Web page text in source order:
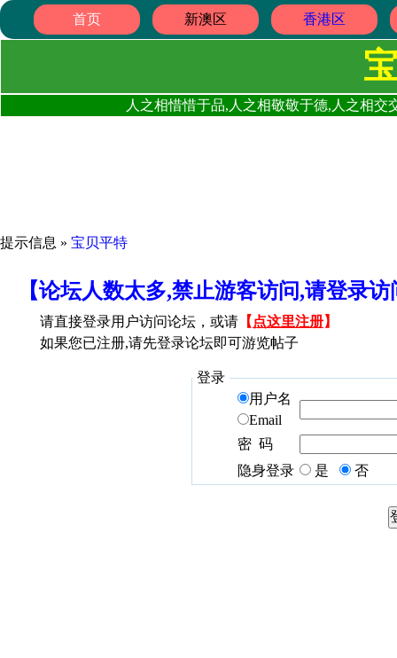
首页 新澳区 香港区
人之相惜惜于品,人之相敬敬于德,人之相
提示信息 » 宝贝平特
【论坛人数太多,禁止游客访问,请登录
请直接登录用户访问论坛，或请 【 点这里注册】
如果您已注册,请先登录论坛即可游览帖子
登录
用户名
Email
密 码
隐身登录
是 否